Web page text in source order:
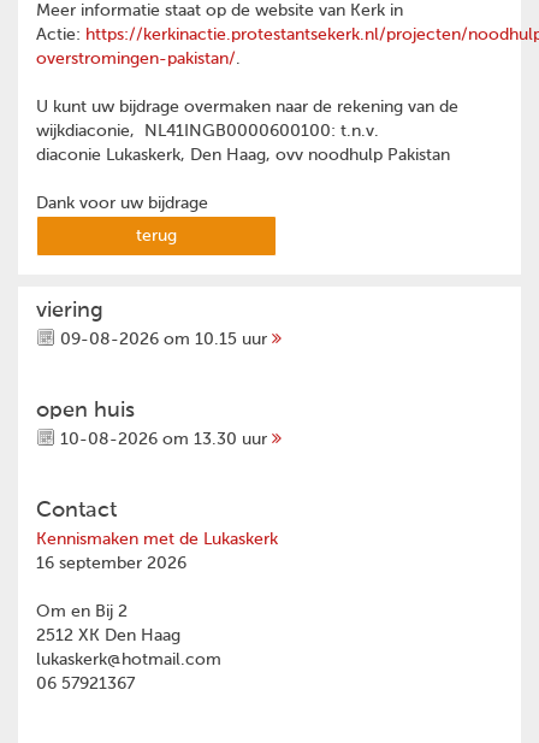
Meer informatie staat op de website van Kerk in
Actie: https://kerkinactie.protestantsekerk.nl/projecten/
overstromingen-pakistan/
U kunt uw bijdrage overmaken naar de rekening van de
wijkdiaconie, NL41INGB0000600100: t.n.v.
diaconie Lukaskerk, Den Haag, ovv noodhulp Pakistan
Dank voor uw bijdrage
terug
viering
09-08-2026 om 10.15 uur
open huis
10-08-2026 om 13.30 uur
Contact
Kennismaken met de Lukaskerk
16 september 2026
Om en Bij 2
2512 XK Den Haag
lukaskerk@hotmail.com
06 57921367